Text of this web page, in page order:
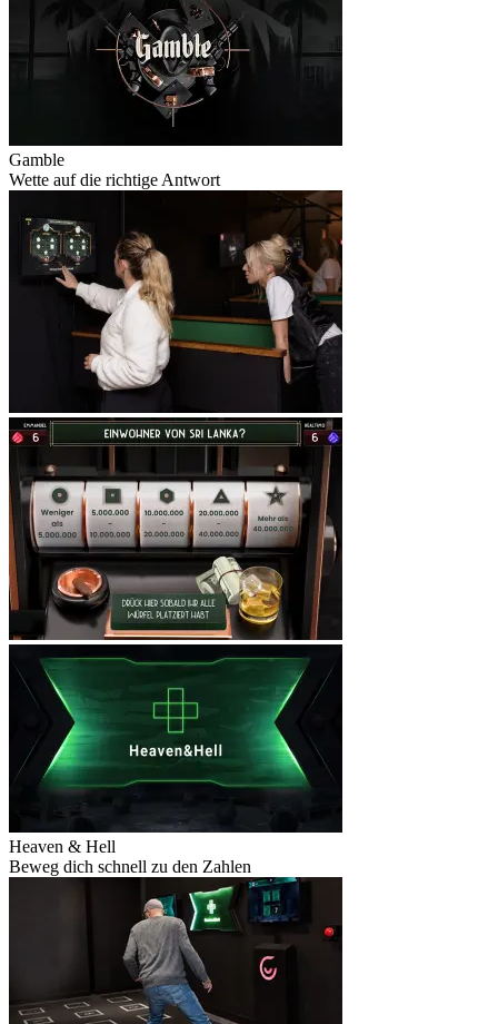
Gamble
Wette auf die richtige Antwort
Heaven & Hell
Beweg dich schnell zu den Zahlen